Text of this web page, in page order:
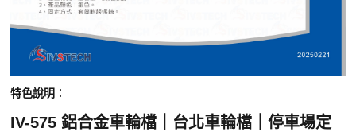
特色說明 ：
IV-575 鋁合金車輪檔｜台北車輪檔｜停車場定